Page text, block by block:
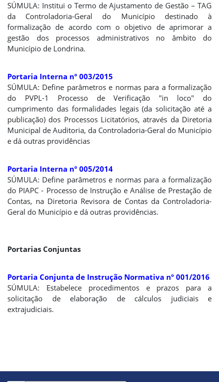
SÚMULA: Institui o Termo de Ajustamento de Gestão – TAG
da Controladoria-Geral do Município destinado à
formalização de acordo com o objetivo de aprimorar a
gestão dos processos administrativos no âmbito do
Município de Londrina.
Portaria Interna nº 003/2015
SÚMULA: Define parâmetros e normas para a formalização
do PVPL-1 Processo de Verificação "in loco" do
cumprimento das formalidades legais (da solicitação até a
publicação) dos Processos Licitatórios, através da Diretoria
Municipal de Auditoria, da Controladoria-Geral do Município
e dá outras providências
Portaria Interna nº 005/2014
SÚMULA: Define parâmetros e normas para a formalização
do PIAPC - Processo de Instrução e Análise de Prestação de
Contas, na Diretoria Revisora de Contas da Controladoria-
Geral do Município e dá outras providências.
Portarias Conjuntas
Portaria Conjunta de Instrução Normativa nº 001/2016
SÚMULA: Estabelece procedimentos e prazos para a
solicitação de elaboração de cálculos judiciais e
extrajudiciais.